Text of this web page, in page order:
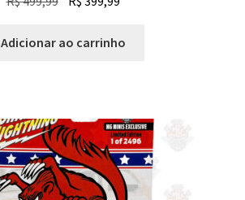
original
atual
Adicionar ao carrinho